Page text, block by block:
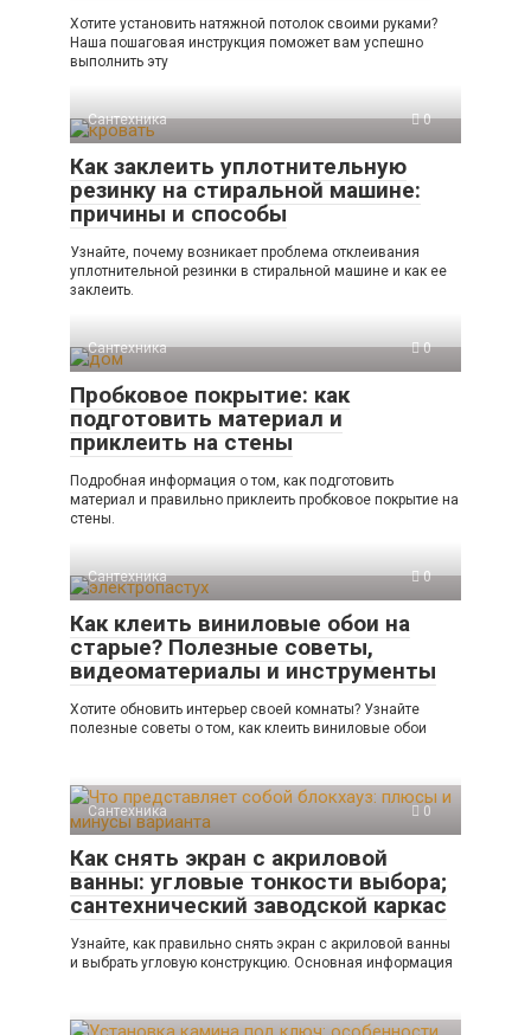
Хотите установить натяжной потолок своими руками?
Наша пошаговая инструкция поможет вам успешно
выполнить эту
Сантехника 0
Как заклеить уплотнительную
резинку на стиральной машине:
причины и способы
Узнайте, почему возникает проблема отклеивания
уплотнительной резинки в стиральной машине и как ее
заклеить.
Сантехника 0
Пробковое покрытие: как
подготовить материал и
приклеить на стены
Подробная информация о том, как подготовить
материал и правильно приклеить пробковое покрытие на
стены.
Сантехника 0
Как клеить виниловые обои на
старые? Полезные советы,
видеоматериалы и инструменты
Хотите обновить интерьер своей комнаты? Узнайте
полезные советы о том, как клеить виниловые обои
Сантехника 0
Как снять экран с акриловой
ванны: угловые тонкости выбора;
сантехнический заводской каркас
Узнайте, как правильно снять экран с акриловой ванны
и выбрать угловую конструкцию. Основная информация